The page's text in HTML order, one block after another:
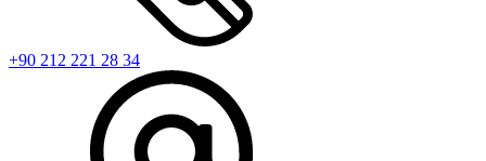
+90 212 221 28 34